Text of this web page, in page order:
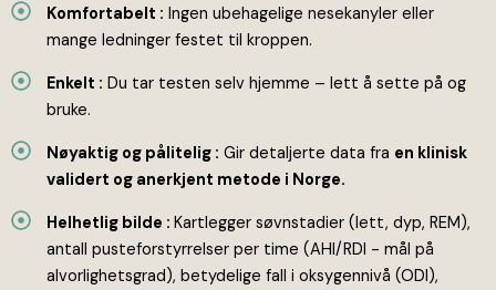
Komfortabelt : Ingen ubehagelige nesekanyler eller
mange ledninger festet til kroppen.
Enkelt : Du tar testen selv hjemme – lett å sette på og
bruke.
Nøyaktig og pålitelig : Gir detaljerte data fra en klinisk
validert og anerkjent metode i Norge.
Helhetlig bilde : Kartlegger søvnstadier (lett, dyp, REM),
antall pusteforstyrrelser per time (AHI/RDI - mål på
alvorlighetsgrad), betydelige fall i oksygennivå (ODI),